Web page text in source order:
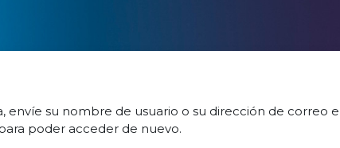
envíe su nombre de usuario o su dirección de
poder acceder de nuevo.